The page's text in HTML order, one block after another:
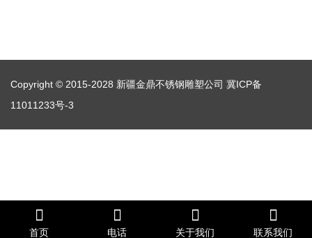
Copyright © 2015-2028 新疆金鼎不锈钢雕塑公司 冀ICP备
11011233号-3
首页 电话 关于我们 联系我们